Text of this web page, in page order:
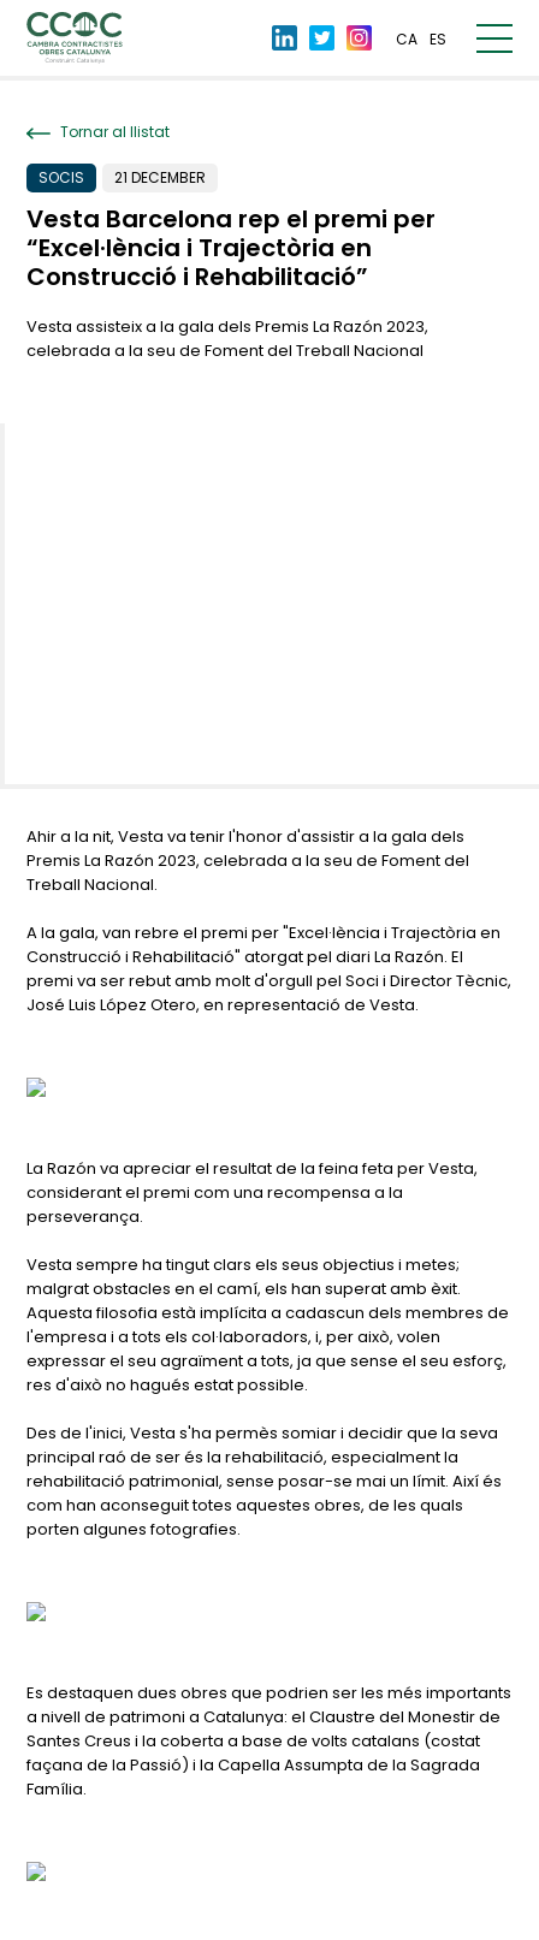
CA ES
Tornar al llistat
SOCIS 21 DECEMBER
Vesta Barcelona rep el premi per
“Excel·lència i Trajectòria en
Construcció i Rehabilitació”
Vesta assisteix a la gala dels Premis La Razón 2023,
celebrada a la seu de Foment del Treball Nacional
Ahir a la nit, Vesta va tenir l'honor d'assistir a la gala dels
Premis La Razón 2023, celebrada a la seu de Foment del
Treball Nacional.
A la gala, van rebre el premi per "Excel·lència i Trajectòria en
Construcció i Rehabilitació" atorgat pel diari La Razón. El
premi va ser rebut amb molt d'orgull pel Soci i Director Tècnic,
José Luis López Otero, en representació de Vesta.
La Razón va apreciar el resultat de la feina feta per Vesta,
considerant el premi com una recompensa a la
perseverança.
Vesta sempre ha tingut clars els seus objectius i metes;
malgrat obstacles en el camí, els han superat amb èxit.
Aquesta filosofia està implícita a cadascun dels membres de
l'empresa i a tots els col·laboradors, i, per això, volen
expressar el seu agraïment a tots, ja que sense el seu esforç,
res d'això no hagués estat possible.
Des de l'inici, Vesta s'ha permès somiar i decidir que la seva
principal raó de ser és la rehabilitació, especialment la
rehabilitació patrimonial, sense posar-se mai un límit. Així és
com han aconseguit totes aquestes obres, de les quals
porten algunes fotografies.
Es destaquen dues obres que podrien ser les més importants
a nivell de patrimoni a Catalunya: el Claustre del Monestir de
Santes Creus i la coberta a base de volts catalans (costat
façana de la Passió) i la Capella Assumpta de la Sagrada
Família.